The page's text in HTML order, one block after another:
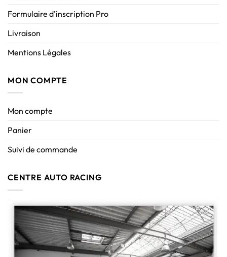
Formulaire d’inscription Pro
Livraison
Mentions Légales
MON COMPTE
Mon compte
Panier
Suivi de commande
CENTRE AUTO RACING